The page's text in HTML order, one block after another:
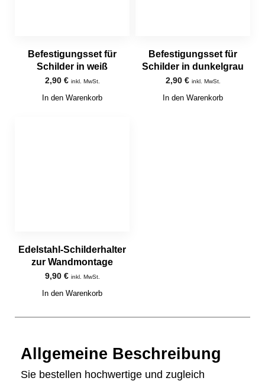
Befestigungsset für
Schilder in weiß
2,90 € inkl. MwSt.
In den Warenkorb
Befestigungsset für
Schilder in dunkelgrau
2,90 € inkl. MwSt.
In den Warenkorb
Edelstahl-Schilderhalter
zur Wandmontage
9,90 € inkl. MwSt.
In den Warenkorb
Allgemeine Beschreibung
Sie bestellen hochwertige und zugleich